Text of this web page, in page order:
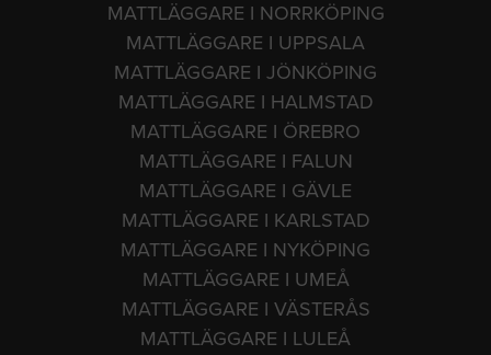
MATTLÄGGARE I NORRKÖPING
MATTLÄGGARE I UPPSALA
MATTLÄGGARE I JÖNKÖPING
MATTLÄGGARE I HALMSTAD
MATTLÄGGARE I ÖREBRO
MATTLÄGGARE I FALUN
MATTLÄGGARE I GÄVLE
MATTLÄGGARE I KARLSTAD
MATTLÄGGARE I NYKÖPING
MATTLÄGGARE I UMEÅ
MATTLÄGGARE I VÄSTERÅS
MATTLÄGGARE I LULEÅ